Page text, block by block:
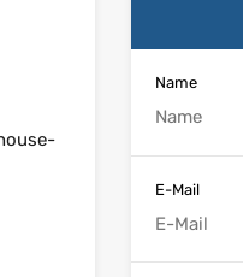
Name
E-Mail